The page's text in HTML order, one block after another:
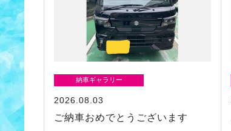
納車ギャラリー
2026.08.03
ご納車おめでとうございます